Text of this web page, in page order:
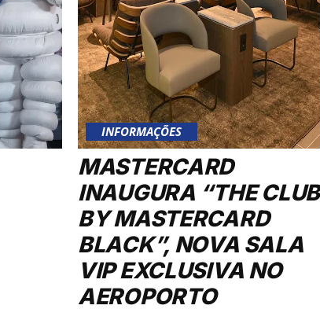
INFORMAÇÕES
MASTERCARD
INAUGURA “THE CLUB
BY MASTERCARD
BLACK”, NOVA SALA
VIP EXCLUSIVA NO
AEROPORTO